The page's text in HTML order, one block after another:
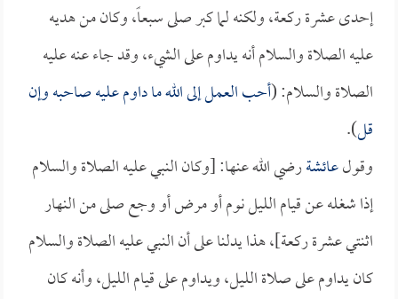
إحدى عشرة ركعة، ولكنه لما كبر صلى سبعاً، وكان من هديه
عليه الصلاة والسلام أنه يداوم على الشيء، وقد جاء عنه عليه
الصلاة والسلام: (أحب العمل إلى الله ما داوم عليه صاحبه وإن
قل).
وقولعائشةرضي الله عنها: [وكان النبي عليه الصلاة والسلام
إذا شغله عن قيام الليل نوم أو مرض أو وجع صلى من النهار
اثنتي عشرة ركعة]، هذا يدلنا على أن النبي عليه الصلاة والسلام
كان يداوم على صلاة الليل، ويداوم على قيام الليل، وأنه كان